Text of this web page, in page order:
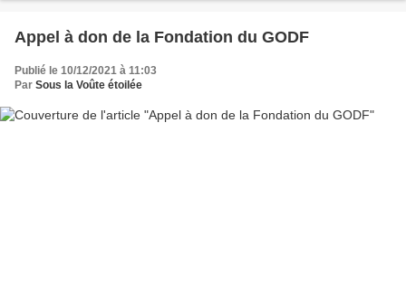
Appel à don de la Fondation du GODF
Publié le 10/12/2021 à 11:03
Par Sous la Voûte étoilée